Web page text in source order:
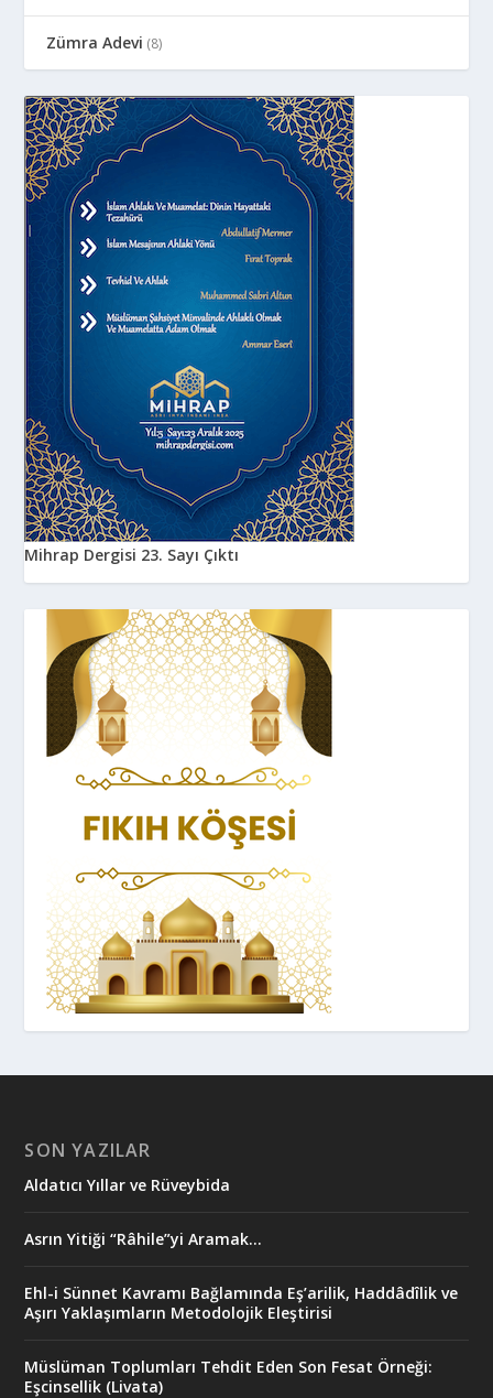
Zümra Adevi (8)
Mihrap Dergisi 23. Sayı Çıktı
SON YAZILAR
Aldatıcı Yıllar ve Rüveybida
Asrın Yitiği “Râhile”yi Aramak…
Ehl-i Sünnet Kavramı Bağlamında Eş’arilik, Haddâdîlik ve
Aşırı Yaklaşımların Metodolojik Eleştirisi
Müslüman Toplumları Tehdit Eden Son Fesat Örneği:
Eşcinsellik (Livata)